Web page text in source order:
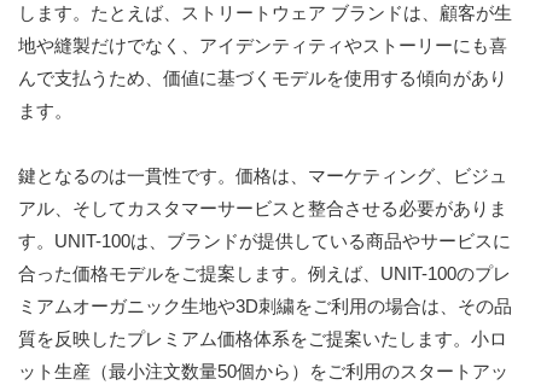
します。たとえば、ストリートウェア ブランドは、顧客が生
地や縫製だけでなく、アイデンティティやストーリーにも喜
んで支払うため、価値に基づくモデルを使用する傾向があり
ます。
鍵となるのは一貫性です。価格は、マーケティング、ビジュ
アル、そしてカスタマーサービスと整合させる必要がありま
す。UNIT-100は、ブランドが提供している商品やサービスに
合った価格モデルをご提案します。例えば、UNIT-100のプレ
ミアムオーガニック生地や3D刺繍をご利用の場合は、その品
質を反映したプレミアム価格体系をご提案いたします。小ロ
ット生産（最小注文数量50個から）をご利用のスタートアッ